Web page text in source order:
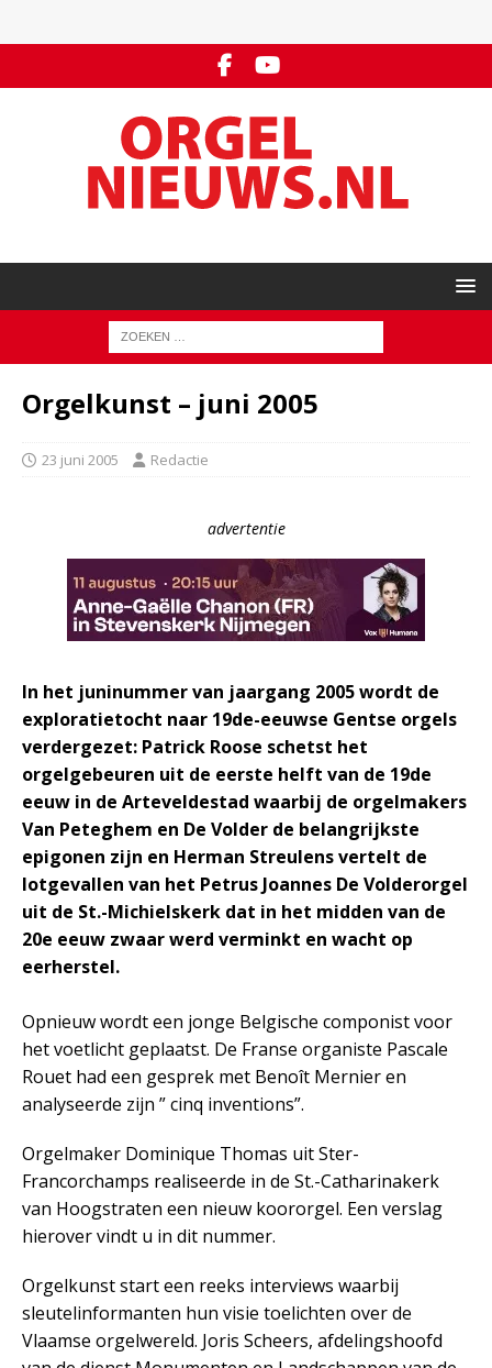
Orgelkunst – juni 2005
23 juni 2005 Redactie
advertentie
In het juninummer van jaargang 2005 wordt de
exploratietocht naar 19de-eeuwse Gentse orgels
verdergezet: Patrick Roose schetst het
orgelgebeuren uit de eerste helft van de 19de
eeuw in de Arteveldestad waarbij de orgelmakers
Van Peteghem en De Volder de belangrijkste
epigonen zijn en Herman Streulens vertelt de
lotgevallen van het Petrus Joannes De Volderorgel
uit de St.-Michielskerk dat in het midden van de
20e eeuw zwaar werd verminkt en wacht op
eerherstel.
Opnieuw wordt een jonge Belgische componist voor
het voetlicht geplaatst. De Franse organiste Pascale
Rouet had een gesprek met Benoît Mernier en
analyseerde zijn ” cinq inventions”.
Orgelmaker Dominique Thomas uit Ster-
Francorchamps realiseerde in de St.-Catharinakerk
van Hoogstraten een nieuw koororgel. Een verslag
hierover vindt u in dit nummer.
Orgelkunst start een reeks interviews waarbij
sleutelinformanten hun visie toelichten over de
Vlaamse orgelwereld. Joris Scheers, afdelingshoofd